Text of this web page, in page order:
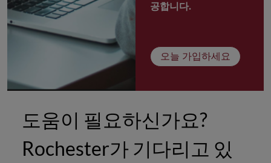
공합니다.
오늘 가입하세요
도움이 필요하신가요?
Rochester가 기다리고 있